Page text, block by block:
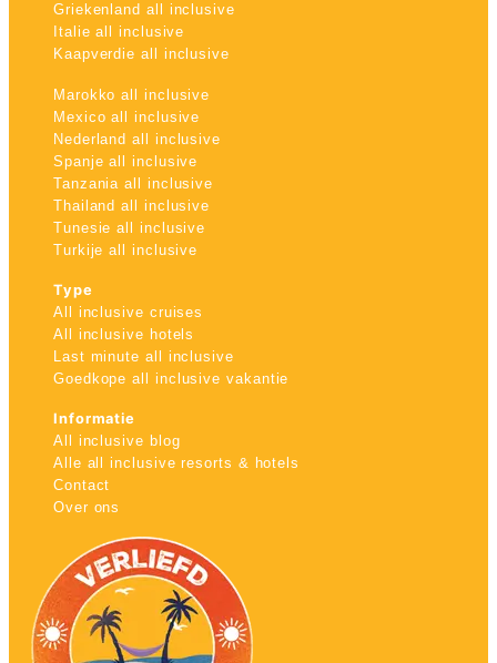
Griekenland all inclusive
Italie all inclusive
Kaapverdie all inclusive
Marokko all inclusive
Mexico all inclusive
Nederland all inclusive
Spanje all inclusive
Tanzania all inclusive
Thailand all inclusive
Tunesie all inclusive
Turkije all inclusive
Type
All inclusive cruises
All inclusive hotels
Last minute all inclusive
Goedkope all inclusive vakantie
Informatie
All inclusive blog
Alle all inclusive resorts & hotels
Contact
Over ons